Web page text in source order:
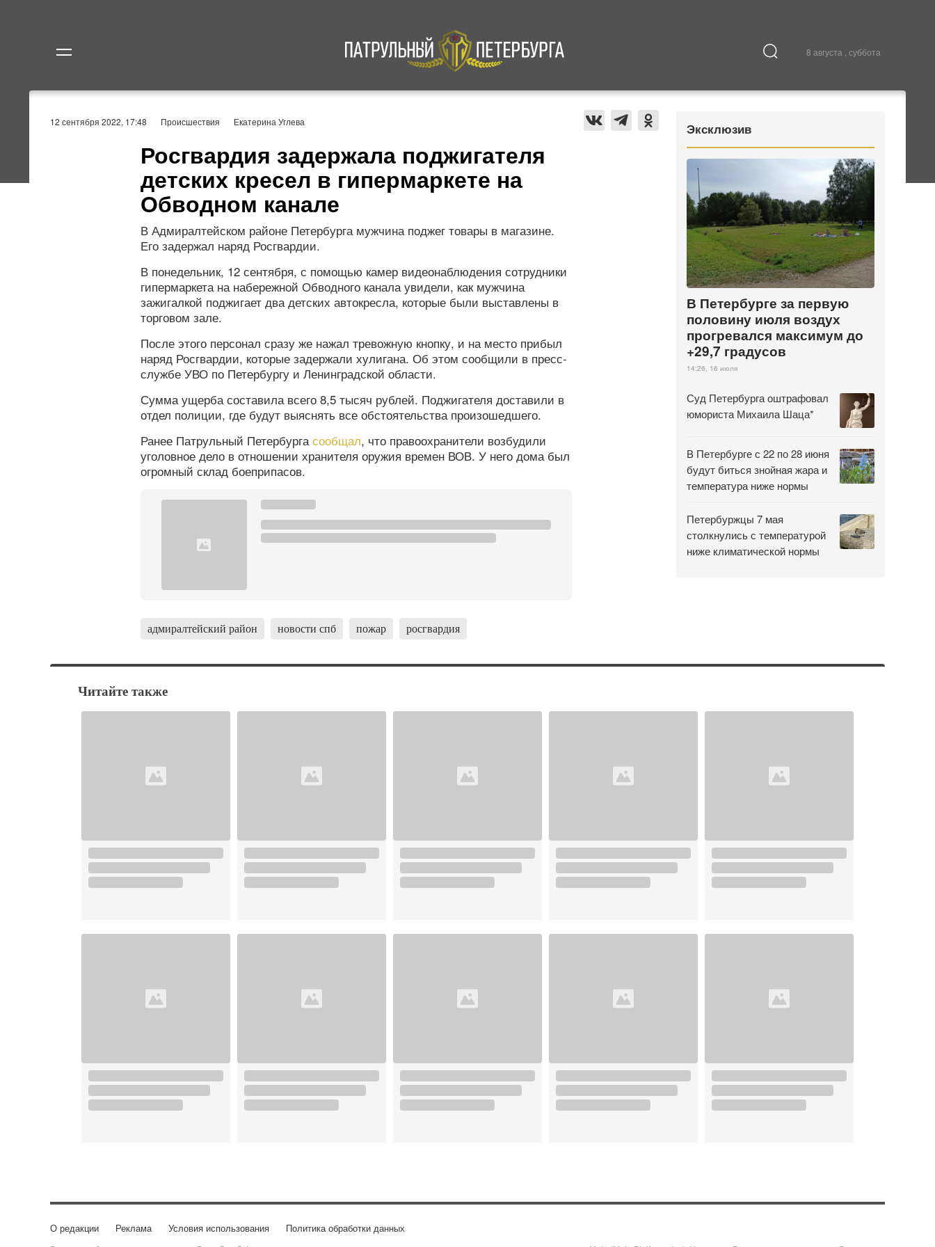
8 августа , суббота
Происшествия Культура
12 сентября 2022, 17:48 Происшествия Екатерина Углева
Росгвардия задержала поджигателя
детских кресел в гипермаркете на
Обводном канале
В Адмиралтейском районе Петербурга мужчина поджег товары в магазине.
Его задержал наряд Росгвардии.
В понедельник, 12 сентября, с помощью камер видеонаблюдения сотрудники
гипермаркета на набережной Обводного канала увидели, как мужчина
зажигалкой поджигает два детских автокресла, которые были выставлены в
торговом зале.
После этого персонал сразу же нажал тревожную кнопку, и на место прибыл
наряд Росгвардии, которые задержали хулигана. Об этом сообщили в пресс-
службе УВО по Петербургу и Ленинградской области.
Сумма ущерба составила всего 8,5 тысяч рублей. Поджигателя доставили в
отдел полиции, где будут выяснять все обстоятельства произошедшего.
Ранее Патрульный Петербургасообщал, что правоохранители возбудили
уголовное дело в отношении хранителя оружия времен ВОВ. У него дома был
огромный склад боеприпасов.
адмиралтейский район новости спб пожар росгвардия
Эксклюзив
В Петербурге за первую
половину июля воздух
прогревался максимум до
+29,7 градусов
14:26, 16 июля
Суд Петербурга оштрафовал
юмориста Михаила Шаца*
В Петербурге с 22 по 28 июня
будут биться знойная жара и
температура ниже нормы
Петербуржцы 7 мая
столкнулись с температурой
ниже климатической нормы
Читайте также
О редакции Реклама Условия использования Политика обработки данных